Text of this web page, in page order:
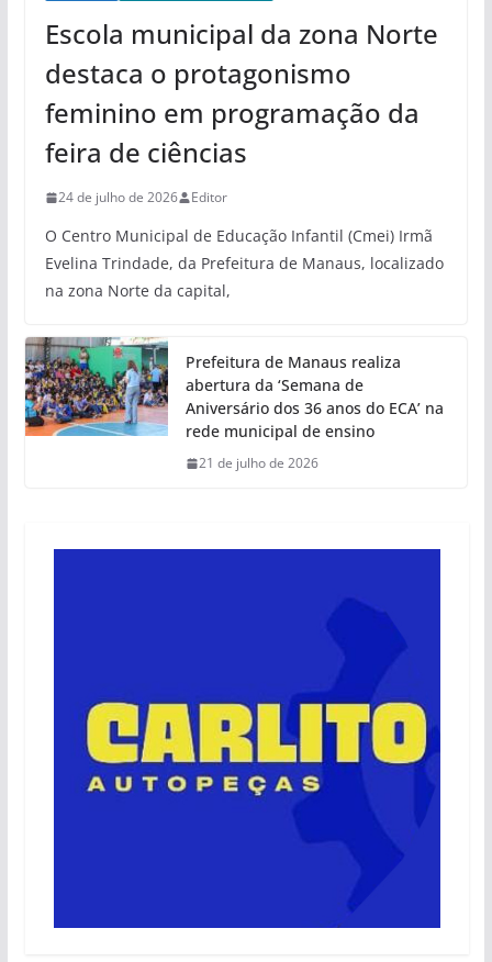
Escola municipal da zona Norte
destaca o protagonismo
feminino em programação da
feira de ciências
24 de julho de 2026 Editor
O Centro Municipal de Educação Infantil (Cmei) Irmã
Evelina Trindade, da Prefeitura de Manaus, localizado
na zona Norte da capital,
Prefeitura de Manaus realiza
abertura da ‘Semana de
Aniversário dos 36 anos do ECA’ na
rede municipal de ensino
21 de julho de 2026